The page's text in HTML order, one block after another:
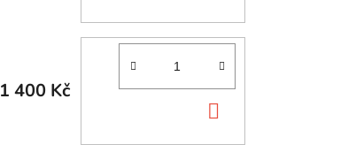
KOŠÍKU
1 400 Kč
KOŠÍKU